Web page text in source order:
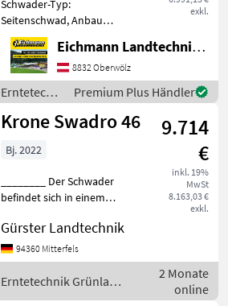
exkl.
Schwader-Typ:
Seitenschwad, Anbau
Schwader, Beleuchtung,
Nachlaufeinrichtung,
Tandemachse,
Zinkenverlustsicherung
Sofort Verfügbar! Krone
Swadro 46 -
Kreiselschwader.
Eichmann Landtechnik GmbH
8832 Oberwölz
Erntetechnik
Grünland /
Krone
Premium Plus Händler
Krone Swadro 46
9.714
€
inkl. 19%
MwSt
8.163,03 €
exkl.
Bj. 2022
________ Der Schwader
befindet sich in einem
vor Ort besichtigt und
probe gelaufen werden.
Baujahr: 2022 Erntetechnik
Grünland Schwader
Gürster Landtechnik
94360 Mitterfels
Erntetechnik Grünland
/ Krone
2 Monate
online